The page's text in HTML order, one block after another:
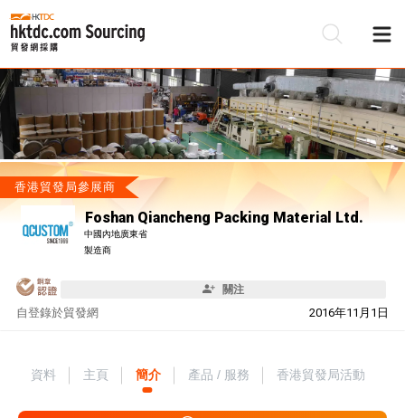
香港貿發局參展商
Foshan Qiancheng Packing Material Ltd.
中國內地廣東省
製造商
關注
自 2016年11月1日
登錄於貿發網
資料 主頁 簡介 產品 / 服務 香港貿發局活動